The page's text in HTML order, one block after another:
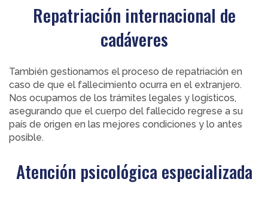
Repatriación internacional de
cadáveres
También gestionamos el proceso de repatriación en
caso de que el fallecimiento ocurra en el extranjero.
Nos ocupamos de los trámites legales y logísticos,
asegurando que el cuerpo del fallecido regrese a su
país de origen en las mejores condiciones y lo antes
posible.
Atención psicológica especializada